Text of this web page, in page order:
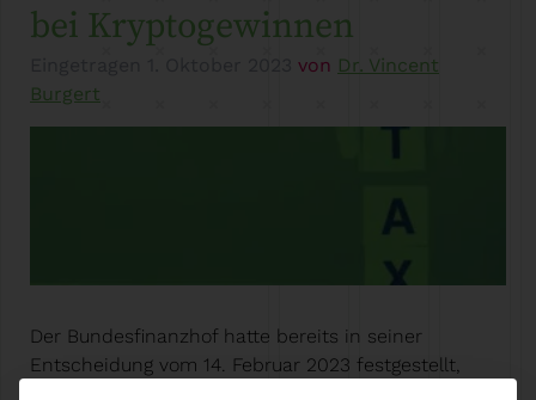
bei Kryptogewinnen
von Dr. Vincent
Burgert
Der Bundesfinanzhof hatte bereits in seiner
Entscheidung vom 14. Februar 2023 festgestellt,